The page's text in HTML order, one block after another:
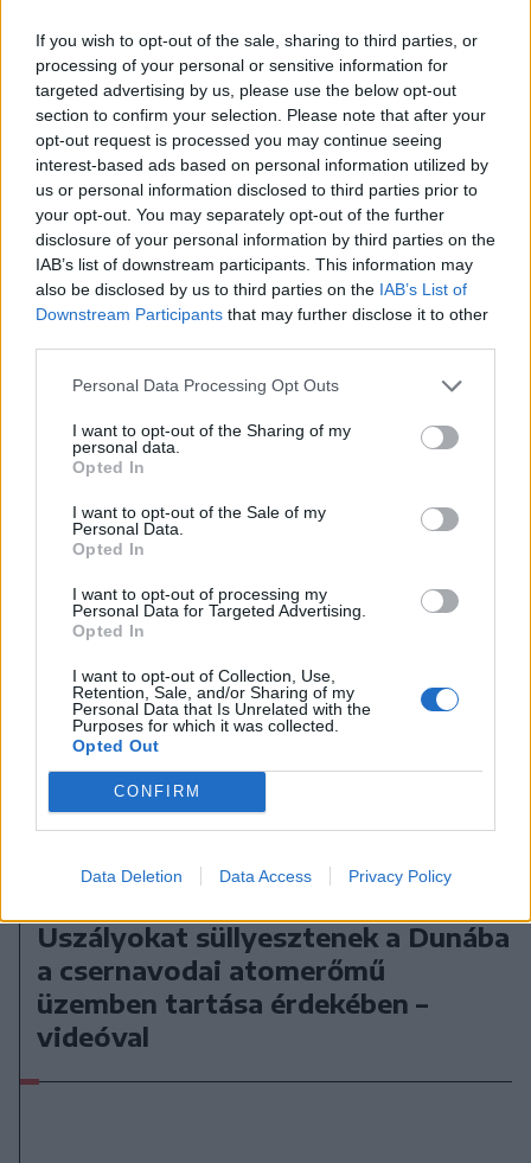
If you wish to opt-out of the sale, sharing to third parties, or
processing of your personal or sensitive information for
targeted advertising by us, please use the below opt-out
section to confirm your selection. Please note that after your
opt-out request is processed you may continue seeing
interest-based ads based on personal information utilized by
us or personal information disclosed to third parties prior to
your opt-out. You may separately opt-out of the further
disclosure of your personal information by third parties on the
IAB’s list of downstream participants. This information may
also be disclosed by us to third parties on the IAB’s List of
Downstream Participants that may further disclose it to other
Personal Data Processing Opt Outs
I want to opt-out of the Sharing of my
personal data.
Opted In
I want to opt-out of the Sale of my
Personal Data.
Opted In
I want to opt-out of processing my
Personal Data for Targeted Advertising.
Opted In
I want to opt-out of Collection, Use,
Retention, Sale, and/or Sharing of my
Personal Data that Is Unrelated with the
Purposes for which it was collected.
Opted Out
CONFIRM
Data Deletion Data Access Privacy Policy
2026. augusztus 08., szombat
Megvan, kit jelöl köztársasági
elnöknek a Tisza Párt
Uszályokat süllyesztenek a Dunába
a csernavodai atomerőmű
üzemben tartása érdekében –
videóval